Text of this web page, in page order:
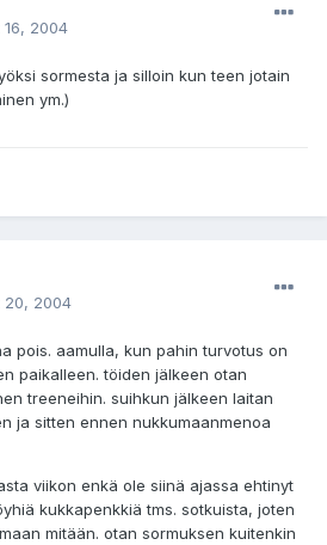
2004
sormesta ja silloin kun teen jotain
ym.)
20, 2004
pois. aamulla, kun pahin turvotus on
paikalleen. töiden jälkeen otan
treeneihin. suihkun jälkeen laitan
ja sitten ennen nukkumaanmenoa
viikon enkä ole siinä ajassa ehtinyt
kukkapenkkiä tms. sotkuista, joten
mitään. otan sormuksen kuitenkin